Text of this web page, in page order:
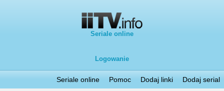
Seriale online
Logowanie
Seriale online Pomoc Dodaj linki Dodaj serial